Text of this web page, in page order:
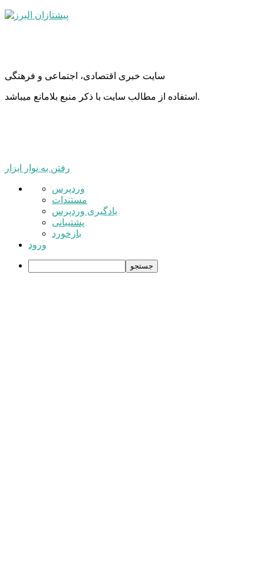
سایت خبری اقتصادی، اجتماعی و فرهنگی
استفاده از مطالب سایت با ذکر منبع بلامانع میباشد.
رفتن به نوار ابزار
درباره
وردپرس
وردپرس
مستندات
یادگیری وردپرس
پشتیبانی
بازخورد
ورود
جستجو